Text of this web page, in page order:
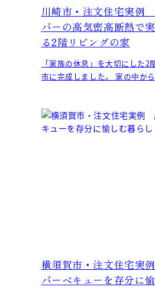
川崎市・注文住宅実例
バーの高気密高断熱で
る2階リビングの家
「家族の休息」を大切にした
市に完成しました。 家の中から外が見えるということ
横須賀市・注文住宅実
バーベキューを存分に